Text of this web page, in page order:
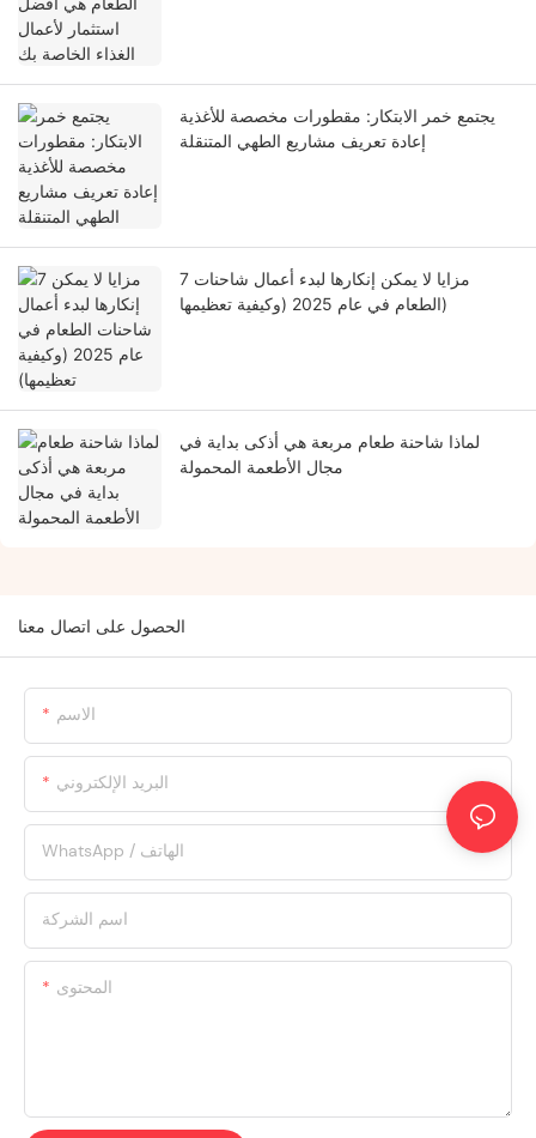
يجتمع خمر الابتكار: مقطورات مخصصة للأغذية
إعادة تعريف مشاريع الطهي المتنقلة
7 مزايا لا يمكن إنكارها لبدء أعمال شاحنات
الطعام في عام 2025 (وكيفية تعظيمها)
لماذا شاحنة طعام مربعة هي أذكى بداية في
مجال الأطعمة المحمولة
الحصول على اتصال معنا
الاسم
البريد الإلكتروني
WhatsApp / الهاتف
اسم الشركة
المحتوى